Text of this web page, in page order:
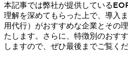
本記事では弊社が提供している
理解を深めてもらった上で、導入
用代行）がおすすめな企業とその
たします。さらに、特徴別のおす
しますので、ぜひ最後までご覧くだ